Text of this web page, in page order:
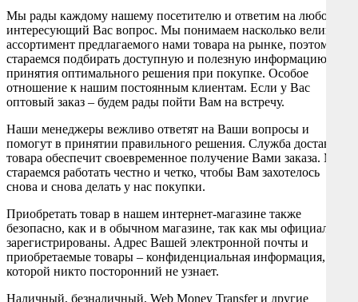
Мы рады каждому нашему посетителю и ответим на любой
интересующий Вас вопрос. Мы понимаем насколько велик
ассортимент предлагаемого нами товара на рынке, поэтому
стараемся подбирать доступную и полезную информацию для
принятия оптимального решения при покупке. Особое
отношение к нашим постоянным клиентам. Если у Вас
оптовый заказ – будем рады пойти Вам на встречу.
Наши менеджеры вежливо ответят на Ваши вопросы и
помогут в принятии правильного решения. Служба доставки
товара обеспечит своевременное получение Вами заказа. Мы
стараемся работать честно и четко, чтобы Вам захотелось
снова и снова делать у нас покупки.
Приобретать товар в нашем интернет-магазине также
безопасно, как и в обычном магазине, так как мы официально
зарегистрированы. Адрес Вашей электронной почты и
приобретаемые товары – конфиденциальная информация, о
которой никто посторонний не узнает.
Наличный, безналичный, Web Money Transfer и другие